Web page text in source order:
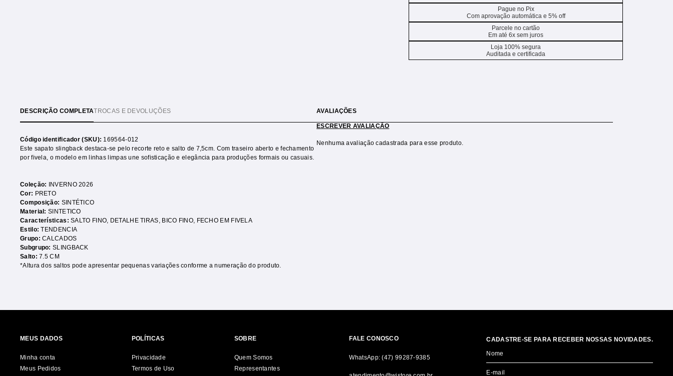
Pague no Pix
Com aprovação automática e 5% off
Parcele no cartão
Em até 6x sem juros
Loja 100% segura
Auditada e certificada
DESCRIÇÃO COMPLETATROCAS E DEVOLUÇÕES
Código identificador (SKU): 169564-012
Este sapato slingback destaca-se pelo recorte reto e salto de 7,5cm. Com traseiro aberto e fechamento
por fivela, o modelo em linhas limpas une sofisticação e elegância para produções formais ou casuais.
Coleção:
INVERNO 2026
Cor: PRETO
Composição: SINTÉTICO
Material: SINTETICO
Características:SALTO FINO, DETALHE TIRAS, BICO FINO, FECHO EM FIVELA
Estilo:TENDENCIA
Grupo:CALCADOS
Subgrupo: SLINGBACK
Salto:7.5 CM
*Altura dos saltos pode apresentar pequenas variações conforme a numeração do produto.
AVALIAÇÕES
ESCREVER AVALIAÇÃO
Nenhuma avaliação cadastrada para esse produto.
MEUS DADOS
Minha conta
Meus Pedidos
POLÍTICAS
Privacidade
Termos de Uso
SOBRE
Quem Somos
Representantes
FALE CONOSCO
WhatsApp: (47) 99287-9385
CADASTRE-SE PARA RECEBER NOSSAS NOVIDADES.
Nome
E-mail